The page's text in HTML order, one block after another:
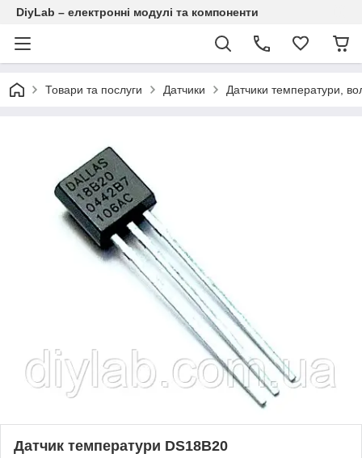
DiyLab – електронні модулі та компоненти
Товари та послуги Датчики Датчики температури,
Датчик температури DS18B20